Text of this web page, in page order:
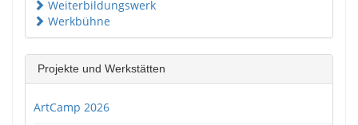
Weiterbildungswerk
Werkbühne
Projekte und Werkstätten
ArtCamp 2026